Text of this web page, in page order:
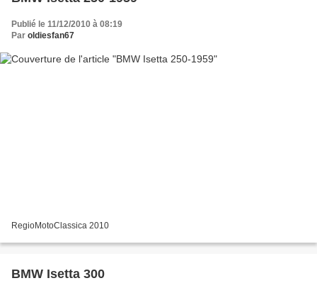
Publié le 11/12/2010 à 08:19
Par oldiesfan67
RegioMotoClassica 2010
BMW Isetta 300